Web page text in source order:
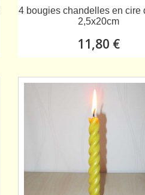
4 bougies chandelles en cire
2,5x20cm
11,80 €